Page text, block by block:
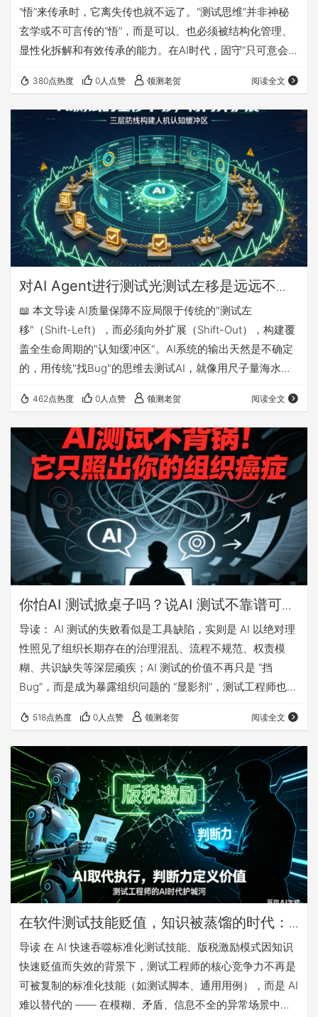
“悟”来传承时，它离失传也就不远了。“测试思维”并非神秘
玄学或不可言传的“悟”，而是可以、也必须被结构化管理、
显性化拆解和有效传承的能力。在AI时代，固守“只可意会”
程师是那些能将隐性判断转化为可执行步骤、可量化指标的
人。 小北把笔记本电脑合上的时候，手有点抖。 那是去年
冬天的一个下午，北京写字楼的暖气烧得人脸发烫。小北是
三年前参加过我测试培训课程的学员，刚升了中级测试工程
师，正面临他职业生涯的第一次“大考”—…
380点热度 0人点赞 领测老贺 阅读全文
对AI Agent进行测试光测试左移是远远不够
的，还需要加围栏。
📖 本文导读 AI质量保障不应局限于传统的"测试左
移"（Shift-Left），而必须向外扩展（Shift-Out），构建覆
盖全生命周期的"认知缓冲区"。AI系统的输出天然是不确定
的，用传统"找Bug"的思维去测试AI，就像用尺子量海水
发现缺陷，而是持续构建信任。具体分三步走——用黄金验
证集锚定基础正确性，用评分卡对齐团队认知，用信任衰减
曲线监控演化风险。三道防线逐层递进，从"点"的校验
到"面"的共识再到"线"的持续追踪，最终形成人机之间的认
知缓冲区。 一年前，…
462点热度 0人点赞 领测老贺 阅读全文
你怕AI 测试掀桌子吗？说AI 测试不靠谱可能
只是表面现象！
导读： AI 测试的失败看似是工具缺陷，实则是 AI 以绝对理
性照见了组织长期存在的治理混乱、流程不规范、权责模
糊、共识缺失等深层顽疾；AI 测试的价值不再只是 “挡
Bug”，而是成为暴露组织问题的 “显影剂”，测试工程师也从
翻译官”，而真正的破局关键，是组织能否直面并解决这些
被长期忽视的内部问题。 凌晨两点，两个AI吵起来了。一个
说需求写得模糊，一个说数据标得离谱。李明坐在中间，突
然发现自己不是在解决问题——而是在给一群装睡的人翻译
梦话。 凌晨两点的会…
518点热度 0人点赞 领测老贺 阅读全文
在软件测试技能贬值，知识被蒸馏的时代：
更需要靠判断力守住测试的职业价值
导读 在 AI 快速吞噬标准化测试技能、版税激励模式因知识
快速贬值而失效的背景下，测试工程师的核心竞争力不再是
可被复制的标准化技能（如测试脚本、通用用例），而是 AI
难以替代的 —— 在模糊、矛盾、信息不全的异常场景中，